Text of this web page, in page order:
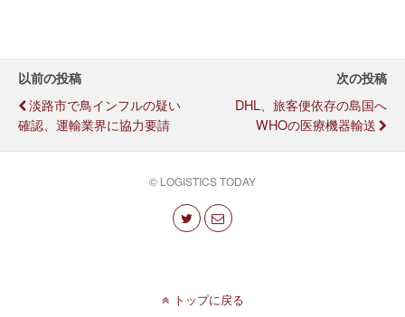
以前の投稿
淡路市で鳥インフルの疑い
確認、運輸業界に協力要請
次の投稿
DHL、旅客便依存の島国へ
WHOの医療機器輸送
© LOGISTICS TODAY
トップに戻る